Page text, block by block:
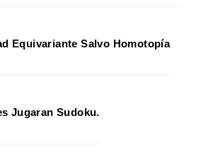
Equivariante Salvo Homotopía
Jugaran Sudoku.